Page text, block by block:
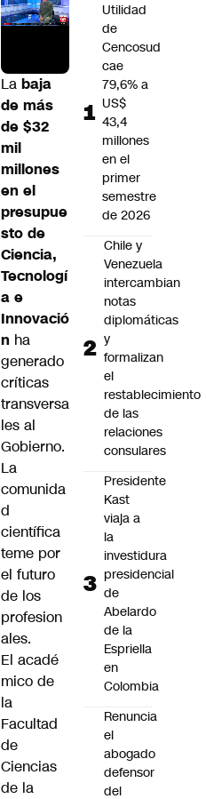
La baja
de más
de $32
mil
millones
en el
presupue
sto de
Ciencia,
Tecnologí
a e
Innovació
n ha
generado
críticas
transversa
les al
Gobierno.
La
comunida
d
científica
teme por
el futuro
de los
profesion
ales.
El acadé
mico de
la
Facultad
de
Ciencias
de la
Utilidad
de
Cencosud
cae
79,6% a
US$
43,4
millones
en el
primer
semestre
de 2026
Chile y
Venezuela
intercambian
notas
diplomáticas
y
formalizan
el
restablecimiento
de las
relaciones
consulares
Presidente
Kast
viaja a
la
investidura
presidencial
de
Abelardo
de la
Espriella
en
Colombia
Renuncia
el
abogado
defensor
del